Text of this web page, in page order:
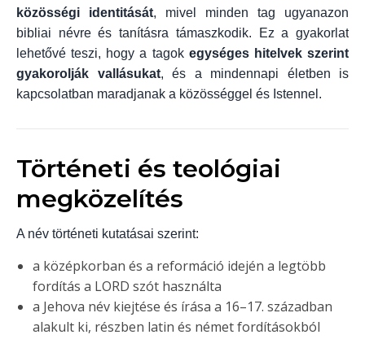
közösségi identitását, mivel minden tag ugyanazon
bibliai névre és tanításra támaszkodik. Ez a gyakorlat
lehetővé teszi, hogy a tagok egységes hitelvek szerint
gyakorolják vallásukat, és a mindennapi életben is
kapcsolatban maradjanak a közösséggel és Istennel.
Történeti és teológiai
megközelítés
A név történeti kutatásai szerint:
a középkorban és a reformáció idején a legtöbb
fordítás a LORD szót használta
a Jehova név kiejtése és írása a 16–17. században
alakult ki, részben latin és német fordításokból